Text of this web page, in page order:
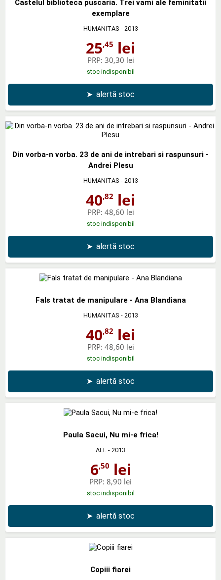
Castelul biblioteca puscaria. Trei vami ale feminitatii
exemplare
HUMANITAS - 2013
25,45 lei
PRP: 30,30 lei
stoc indisponibil
➤ alertă stoc
Din vorba-n vorba. 23 de ani de intrebari si raspunsuri -
Andrei Plesu
HUMANITAS - 2013
40,82 lei
PRP: 48,60 lei
stoc indisponibil
➤ alertă stoc
Fals tratat de manipulare - Ana Blandiana
HUMANITAS - 2013
40,82 lei
PRP: 48,60 lei
stoc indisponibil
➤ alertă stoc
Paula Sacui, Nu mi-e frica!
ALL - 2013
6,50 lei
PRP: 8,90 lei
stoc indisponibil
➤ alertă stoc
Copiii fiarei